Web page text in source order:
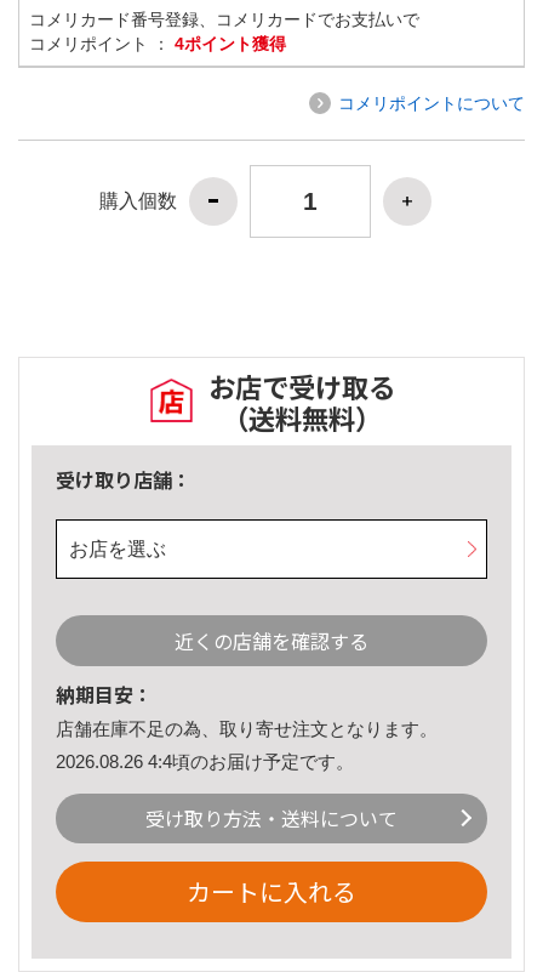
コメリカード番号登録、コメリカードでお支払いで
コメリポイント ： 4ポイント獲得
コメリポイントについて
購入個数
お店で受け取る
（送料無料）
受け取り店舗：
お店を選ぶ
近くの店舗を確認する
納期目安：
店舗在庫不足の為、取り寄せ注文となります。
2026.08.26 4:4頃のお届け予定です。
受け取り方法・送料について
カートに入れる